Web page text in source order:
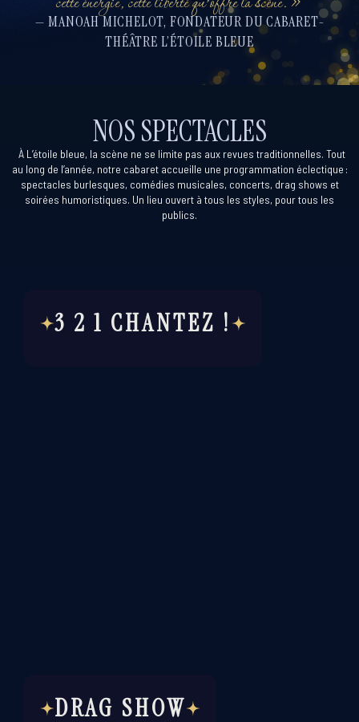
— MANOAH MICHELOT, FONDATEUR DU CABARET-
THÉÂTRE L’ÉTOILE BLEUE
NOS SPECTACLES
À L’étoile bleue, la scène ne se limite pas aux revues traditionnelles. Tout
au long de l’année, notre cabaret accueille une programmation éclectique :
spectacles burlesques, comédies musicales, concerts, drag shows et
soirées humoristiques. Un lieu ouvert à tous les styles, pour tous les
publics.
3 2 1 CHANTEZ !
DRAG SHOW